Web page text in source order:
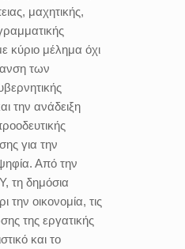
μαχητικής,
κύριο μέλημα όχι
των
την ανάδειξη
για την
Από την
τη δημόσια
την οικονομία, τις
της εργατικής
και το